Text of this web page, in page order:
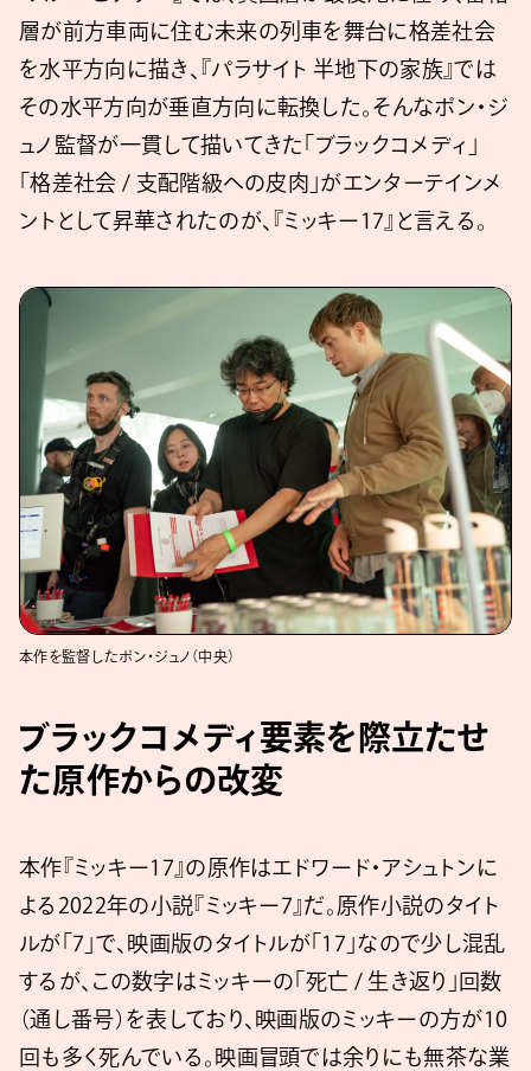
層が前方車両に住む未来の列車を舞台に格差社会
を水平方向に描き、『パラサイト 半地下の家族』では
その水平方向が垂直方向に転換した。そんなポン・ジ
ュノ監督が一貫して描いてきた「ブラックコメディ」
「格差社会 / 支配階級への皮肉」がエンターテインメ
ントとして昇華されたのが、『ミッキー17』と言える。
本作を監督したポン・ジュノ（中央）
ブラックコメディ要素を際立たせ
た原作からの改変
本作『ミッキー17』の原作はエドワード・アシュトンに
よる2022年の小説『ミッキー7』だ。原作小説のタイト
ルが「7」で、映画版のタイトルが「17」なので少し混乱
するが、この数字はミッキーの「死亡 / 生き返り」回数
（通し番号）を表しており、映画版のミッキーの方が10
回も多く死んでいる。映画冒頭では余りにも無茶な業